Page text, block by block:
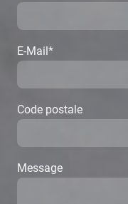
E-Mail*
Code postale
Message